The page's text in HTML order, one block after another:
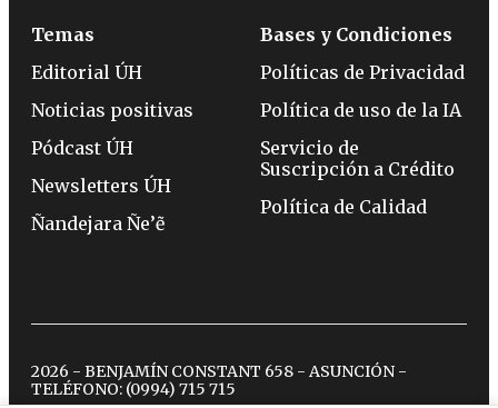
Temas
Editorial ÚH
Noticias positivas
Pódcast ÚH
Newsletters ÚH
Ñandejara Ñe’ẽ
Bases y Condiciones
Políticas de Privacidad
Política de uso de la IA
Servicio de
Suscripción a Crédito
Política de Calidad
2026 - BENJAMÍN CONSTANT 658 - ASUNCIÓN -
TELÉFONO: (0994) 715 715